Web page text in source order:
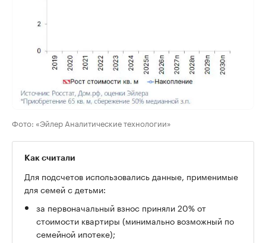
Фото: «Эйлер Аналитические технологии»
Как считали
Для подсчетов использовались данные, применимые
для семей с детьми:
за первоначальный взнос приняли 20% от
стоимости квартиры (минимально возможный по
семейной ипотеке);